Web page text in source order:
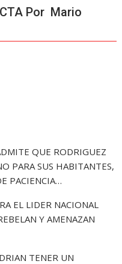
Por Mario
QUE RODRIGUEZ
PARA SUS HABITANTES,
PACIENCIA…
EL LIDER NACIONAL
Y AMENAZAN
TENER UN